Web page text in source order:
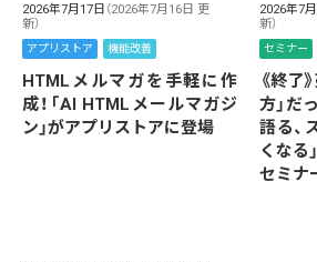
2026年7月17日 （2026年7月16日 更
新）
アプリストア 機能改善
HTMLメルマガを手軽に作
成！「AI HTMLメールマガジ
ン」がアプリストアに登場
2026年7
新）
セミナー
《終了
方」だ
語る、
くなる
セミナ